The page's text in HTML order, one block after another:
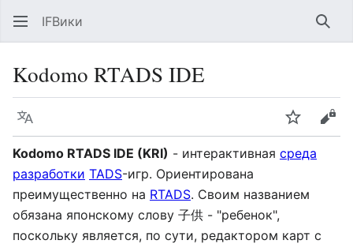
IFВики
Kodomo RTADS IDE
Язык Следить
Kodomo RTADS IDE (KRI) - интерактивная среда
разработки TADS-игр. Ориентирована
преимущественно на RTADS. Своим названием
обязана японскому слову 子供 - "ребенок",
поскольку является, по сути, редактором карт с